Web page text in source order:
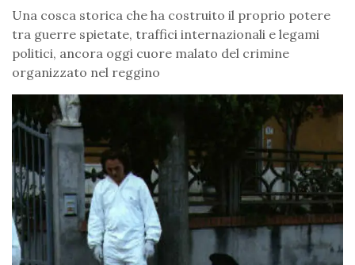
Una cosca storica che ha costruito il proprio potere
tra guerre spietate, traffici internazionali e legami
politici, ancora oggi cuore malato del crimine
organizzato nel reggino